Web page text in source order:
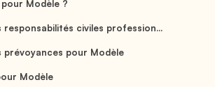
Modèle ?
responsabilités civiles profession...
prévoyances pour Modèle
Modèle